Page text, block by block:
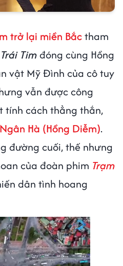
trở lại miền Bắctham
Timđóng cùng Hồng
vật Mỹ Đình của cô tuy
vẫn được công
tính cách thẳng thắn,
Ngân Hà (Hồng Diễm).
đường cuối, thế nhưng
của đoàn phim Trạm
dân tình hoang